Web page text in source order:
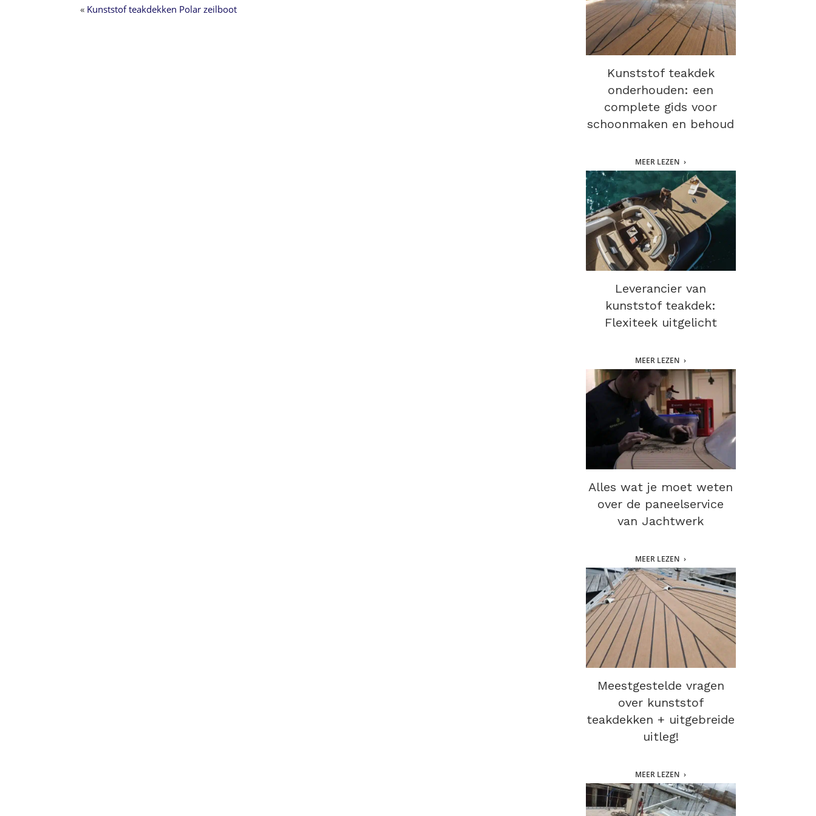
« Kunststof teakdekken Polar zeilboot
Kunststof teakdek
onderhouden: een
complete gids voor
schoonmaken en behoud
MEER LEZEN
Leverancier van
kunststof teakdek:
Flexiteek uitgelicht
MEER LEZEN
Alles wat je moet weten
over de paneelservice
van Jachtwerk
MEER LEZEN
Meestgestelde vragen
over kunststof
teakdekken + uitgebreide
uitleg!
MEER LEZEN